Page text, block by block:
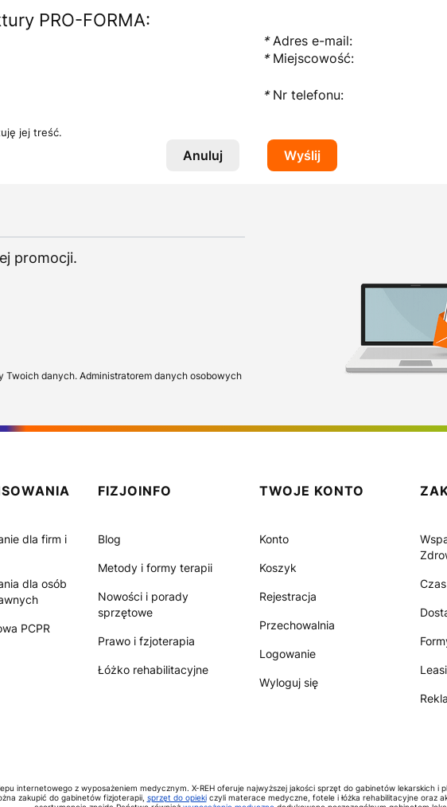
PRO-FORMA:
*Adres e-mail:
*Miejscowość:
*Nr telefonu:
jej treść.
Anuluj Wyślij
promocji.
Twoich danych. Administratorem danych osobowych
stopce
dla firm i
dla osób
PCPR
FIZJOINFO
Blog
Metody i formy terapii
Nowości i porady
sprzętowe
Prawo i fzjoterapia
Łóżko rehabilitacyjne
TWOJE KONTO
Konto
Koszyk
Rejestracja
Przechowalnia
Logowanie
Wyloguj się
internetowego z wyposażeniem medycznym. X-REH oferuje najwyższej jakości sprzęt do gabinetów lekarskich
zakupić do gabinetów fizjoterapii, sprzęt do opiekiczyli materace medyczne, fotele i łóżka rehabilitacyjne oraz